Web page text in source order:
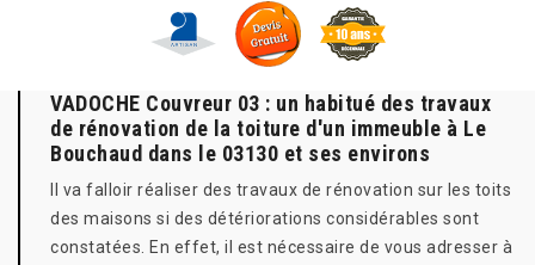
VADOCHE Couvreur 03 : un habitué des travaux
de rénovation de la toiture d'un immeuble à Le
Bouchaud dans le 03130 et ses environs
Il va falloir réaliser des travaux de rénovation sur les toits
des maisons si des détériorations considérables sont
constatées. En effet, il est nécessaire de vous adresser à